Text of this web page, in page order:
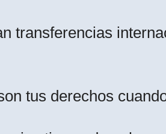
transferencias
tus derechos